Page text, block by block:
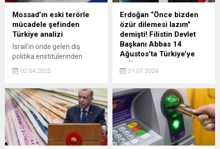
Mossad’ın eski terörle
mücadele şefinden
Türkiye analizi
İsrail'in önde gelen dış
politika enstitülerinden
düzey yöneticilerinden Oded
bir analizde. Türkiye'nin
Doğu Akdeniz ve Orta
Doğu’daki stratejik
yönelimleri, İsrail'in bölgesel
çıkarları açısından ele alındı.
02.04.2025
Erdoğan “Önce bizden
özür dilemesi lazım”
demişti! Filistin Devlet
Başkanı Abbas 14
Ağustos’ta Türkiye’ye
geliyor
Cumhurbaşkanı Erdoğan'ın
davet ettiği ancak davete
icabet etmeyen Filistin
Devlet Başkanı Mahmud
Abbas, 14-15 Ağustos'ta
Türkiye'yi ziyaret ederek.
Erdoğan'ın "Davet ettiğimiz
31.07.2024